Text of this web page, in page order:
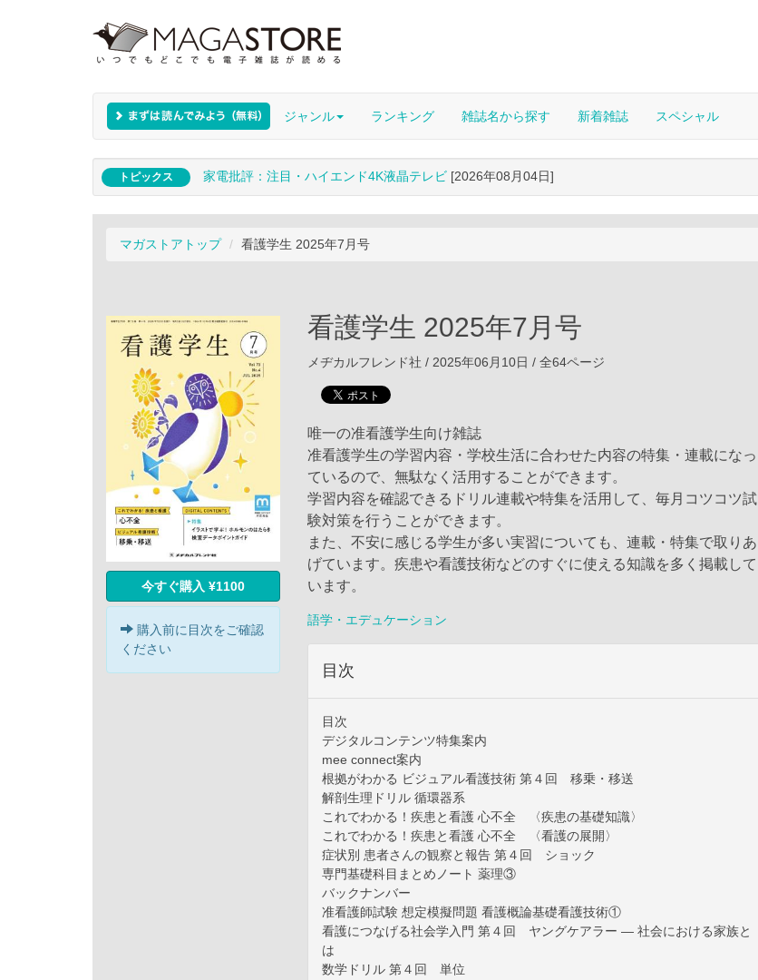
ジャンル ランキング 雑誌名から探す 新着雑誌 スペシャル
トピックス 家電批評：注目・ハイエンド4K液晶テレビ [2026年08月04日]
マガストアトップ 看護学生 2025年7月号
今すぐ購入 ¥1100
購入前に目次をご確認
ください
看護学生 2025年7月号
メヂカルフレンド社 / 2025年06月10日 / 全64ページ
唯一の准看護学生向け雑誌
准看護学生の学習内容・学校生活に合わせた内容の特集・連載になっ
ているので、無駄なく活用することができます。
学習内容を確認できるドリル連載や特集を活用して、毎月コツコツ試
験対策を行うことができます。
また、不安に感じる学生が多い実習についても、連載・特集で取りあ
げています。疾患や看護技術などのすぐに使える知識を多く掲載して
います。
語学・エデュケーション
目次
目次
デジタルコンテンツ特集案内
mee connect案内
根拠がわかる ビジュアル看護技術 第４回 移乗・移送
解剖生理ドリル 循環器系
これでわかる！疾患と看護 心不全 〈疾患の基礎知識〉
これでわかる！疾患と看護 心不全 〈看護の展開〉
症状別 患者さんの観察と報告 第４回 ショック
専門基礎科目まとめノート 薬理③
バックナンバー
准看護師試験 想定模擬問題 看護概論基礎看護技術①
看護につなげる社会学入門 第４回 ヤングケアラー ― 社会における家族と
は
数学ドリル 第４回 単位